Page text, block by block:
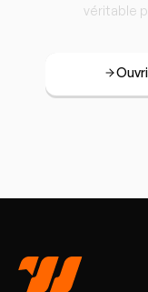
véritable